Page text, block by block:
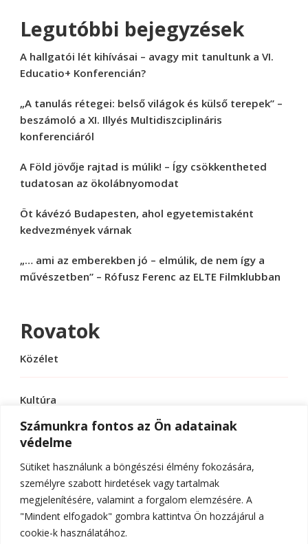
Számunkra fontos az Ön adatainak
védelme
Sütiket használunk a böngészési élmény fokozására,
személyre szabott hirdetések vagy tartalmak
megjelenítésére, valamint a forgalom elemzésére. A
"Mindent elfogadok" gombra kattintva Ön hozzájárul a
cookie-k használatához.
Legutóbbi bejegyzések
A hallgatói lét kihívásai – avagy mit tanultunk a VI.
Educatio+ Konferencián?
„A tanulás rétegei: belső világok és külső terepek” –
beszámoló a XI. Illyés Multidiszciplináris
konferenciáról
A Föld jövője rajtad is múlik! – Így csökkentheted
tudatosan az ökolábnyomodat
Öt kávézó Budapesten, ahol egyetemistaként
kedvezmények várnak
„… ami az emberekben jó – elmúlik, de nem így a
művészetben” – Rófusz Ferenc az ELTE Filmklubban
Rovatok
Közélet
Kultúra
Sport
Tudomány